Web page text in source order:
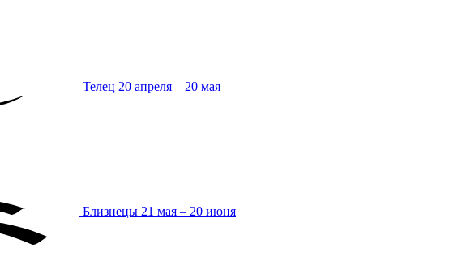
Телец 20 апреля – 20 мая
Близнецы 21 мая – 20 июня